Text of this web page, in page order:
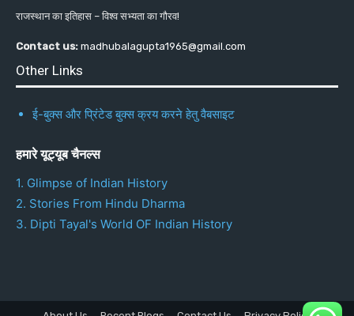
राजस्थान का इतिहास – विश्व सभ्यता का गौरव!
Contact us: madhubalagupta1965@gmail.com
Other Links
ई-बुक्स और प्रिंटेड बुक्स क्रय करने हेतु वैबसाइट
हमारे यूट्यूब चैनल्स
1. Glimpse of Indian History
2. Stories From Hindu Dharma
3. Dipti Tayal's World OF Indian History